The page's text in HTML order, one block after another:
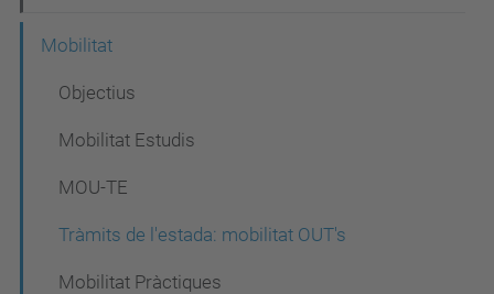
Mobilitat
Objectius
Mobilitat Estudis
MOU-TE
Tràmits de l'estada: mobilitat OUT's
Mobilitat Pràctiques